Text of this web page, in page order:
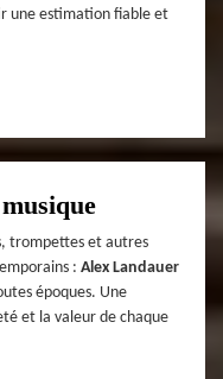
une estimation fiable et
trompettes et autres
: Alex Landauer
époques. Une
et la valeur de chaque